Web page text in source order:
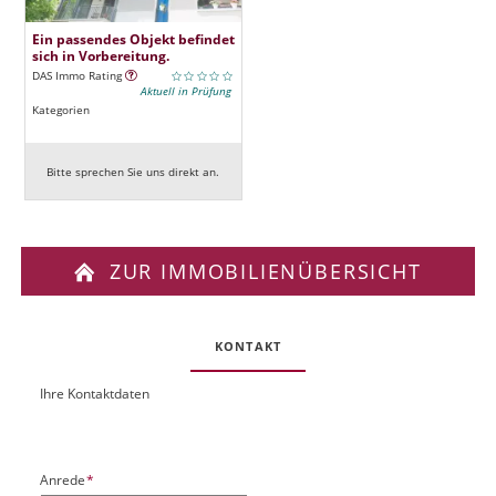
Ein passendes Objekt befindet
sich in Vorbereitung.
DAS Immo Rating
Aktuell in Prüfung
Kategorien
Bitte sprechen Sie uns direkt an.
ZUR IMMOBILIENÜBERSICHT
KONTAKT
O
k
UIhre Kontaktdaten
P
Anrede*